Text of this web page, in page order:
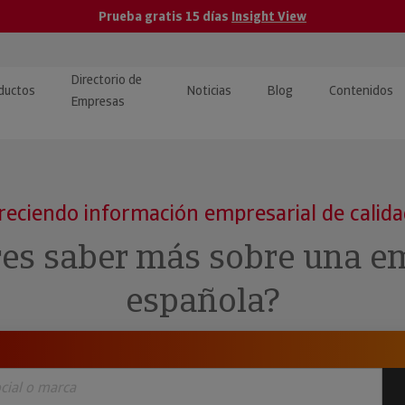
Prueba gratis 15 días Insight View
y ERP
· Recuperación de
Directorio de
Empresas
Noticias Blog Contenidos
Pública
Investigada
información empresarial de
saber más sobre una
española?